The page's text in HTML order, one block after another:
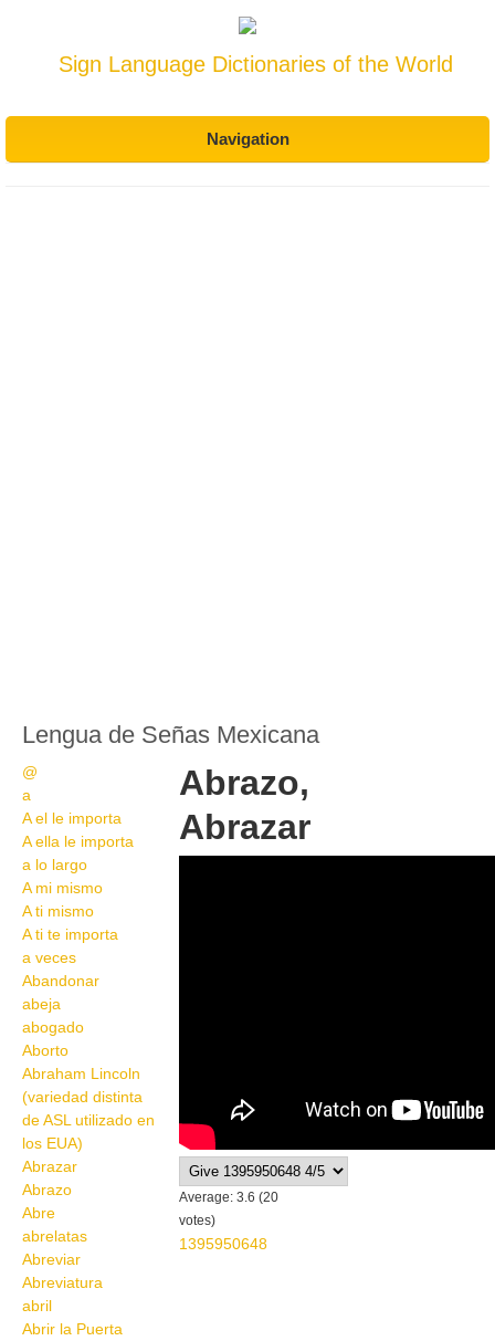
Sign Language Dictionaries of the World
Navigation
Lengua de Señas Mexicana
@
a
A el le importa
A ella le importa
a lo largo
A mi mismo
A ti mismo
A ti te importa
a veces
Abandonar
abeja
abogado
Aborto
Abraham Lincoln
(variedad distinta
de ASL utilizado en
los EUA)
Abrazar
Abrazo
Abre
abrelatas
Abreviar
Abreviatura
abril
Abrir la Puerta
Abrazo,
Abrazar
Average: 3.6 (20
votes)
1395950648